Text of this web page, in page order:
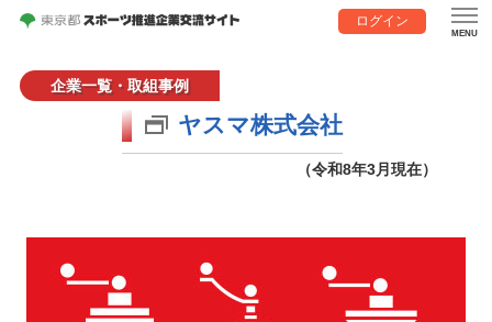
ログイン
企業一覧・取組事例
ヤスマ株式会社
（令和8年3月現在）